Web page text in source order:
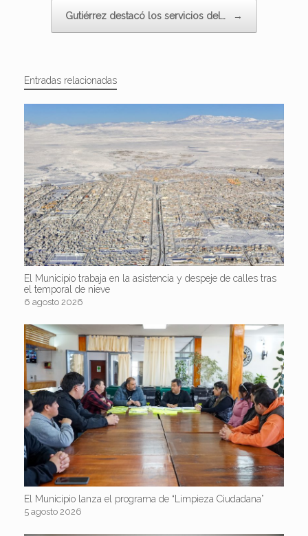
Gutiérrez destacó los servicios del… →
Entradas relacionadas
El Municipio trabaja en la asistencia y despeje de calles tras
el temporal de nieve
6 agosto 2026
El Municipio lanza el programa de “Limpieza Ciudadana”
5 agosto 2026